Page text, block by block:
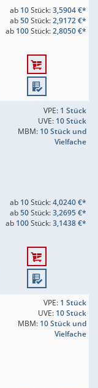
ab 10Stück:3,5904 €*
ab50Stück:2,9172 €*
ab 100Stück:2,8050 €*
VPE: 1 Stück
UVE: 10 Stück
MBM: 10 Stück und
Vielfache
ab 10Stück:4,0240 €*
ab50Stück:3,2695 €*
ab 100Stück:3,1438 €*
VPE: 1 Stück
UVE: 10 Stück
MBM: 10 Stück und
Vielfache